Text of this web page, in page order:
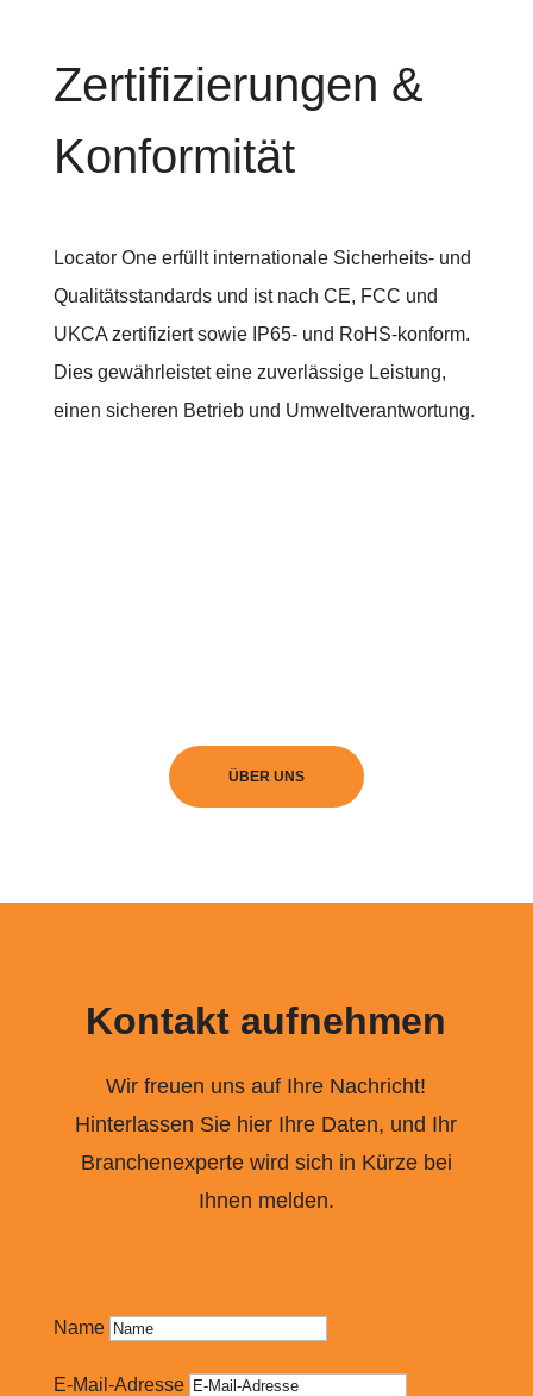
Zertifizierungen &
Konformität
Locator One erfüllt internationale Sicherheits- und
Qualitätsstandards und ist nach CE, FCC und
UKCA zertifiziert sowie IP65- und RoHS-konform.
Dies gewährleistet eine zuverlässige Leistung,
einen sicheren Betrieb und Umweltverantwortung.
ÜBER UNS
Kontakt aufnehmen
Wir freuen uns auf Ihre Nachricht!
Hinterlassen Sie hier Ihre Daten, und Ihr
Branchenexperte wird sich in Kürze bei
Ihnen melden.
Name
E-Mail-Adresse